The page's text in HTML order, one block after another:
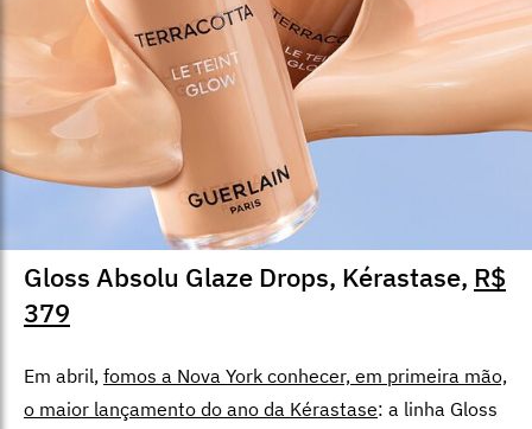
Gloss Absolu Glaze Drops, Kérastase, R$
379
Em abril, fomos a Nova York conhecer, em primeira mão,
o maior lançamento do ano da Kérastase: a linha Gloss